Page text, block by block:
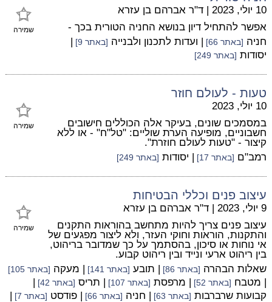
שמירה
10 יולי, 2023 | ד"ר אברהם בן עזרא
אפשר להתחיל דיון בנושא החניה הטורית בכך -
חניה [באתר 66] | ועדות לתכנון ולבנייה [באתר 9]
|
יסודות [באתר 249]
טעות - לעולם חוזר
שמירה
10 יולי, 2023
במסמכים שונים, בעיקר אלה הכוללים חישובים
חשבוניים, מופיעה הערת שוליים: "טל"ח" - או ללא
קיצור - "טעות לעולם חוזרת".
רמב"ם [באתר 17] | יסודות [באתר 249]
עיצוב פנים וכללי הבטיחות
שמירה
9 יולי, 2023 | ד"ר אברהם בן עזרא
עיצוב פנים צריך להיות מתחשב בהוראות התקנים
והתקנות, הוראות וחוקי העזר, ולא ליצור מפגעים של
אי נוחות או סיכון, בהסתמך על כך שמדובר בריהוט,
בין ריהוט ארעי ונייד ובין ריהוט קבוע.
שאלות הבהרה [באתר 86] | תובע [באתר 141] | מעקה [באתר 105]
| מטבח [באתר 52] | מרפסת [באתר 107] | תריס [באתר 42]
|
קבועות שרברבות [באתר 63] | חניה [באתר 66] | פודסט [באתר 7]
|